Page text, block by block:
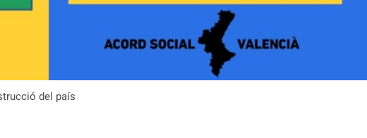
del país